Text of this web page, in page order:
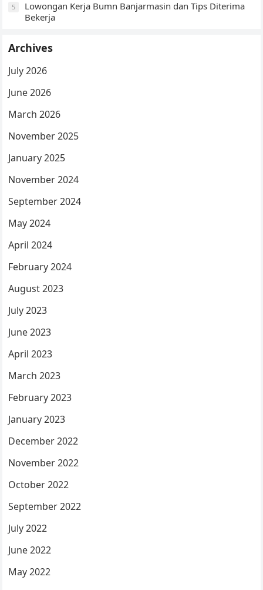
5
Lowongan Kerja Bumn Banjarmasin dan Tips Diterima
Bekerja
Archives
July 2026
June 2026
March 2026
November 2025
January 2025
November 2024
September 2024
May 2024
April 2024
February 2024
August 2023
July 2023
June 2023
April 2023
March 2023
February 2023
January 2023
December 2022
November 2022
October 2022
September 2022
July 2022
June 2022
May 2022